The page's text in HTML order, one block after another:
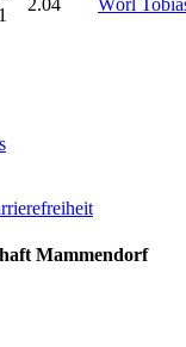
2.04
Mammendorf